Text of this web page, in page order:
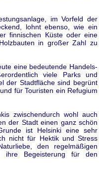
im Vorfeld der
lohnt ebenso, wie ein
finnischen Küste oder eine
in großer Zahl zu
eine bedeutende Handels-
viele Parks und
der Stadtfläche sind begrünt
für Touristen ein Refugium
zwischendurch wohl auch
der Stadt einen ganz schön
ist Helsinki eine sehr
nicht für Hektik und Stress
den regelmäßigen
ihre Begeisterung für den